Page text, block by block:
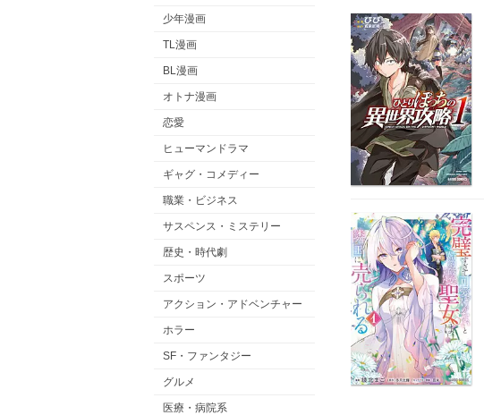
少年漫画
TL漫画
BL漫画
オトナ漫画
恋愛
ヒューマンドラマ
ギャグ・コメディー
職業・ビジネス
サスペンス・ミステリー
歴史・時代劇
スポーツ
アクション・アドベンチャー
ホラー
SF・ファンタジー
グルメ
医療・病院系